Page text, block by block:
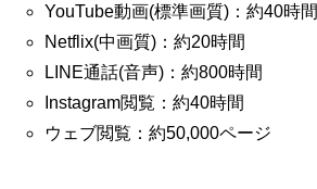
YouTube動画(標準画質)：約40時間
Netflix(中画質)：約20時間
LINE通話(音声)：約800時間
Instagram閲覧：約40時間
ウェブ閲覧：約50,000ページ